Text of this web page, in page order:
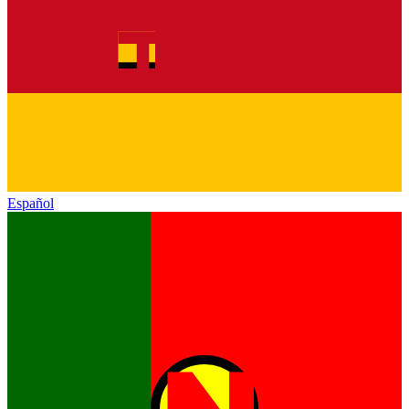
Español